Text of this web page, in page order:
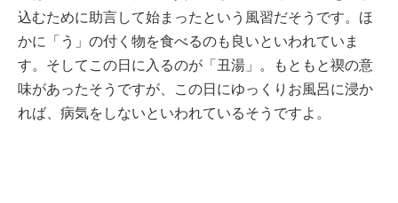
込むために助言して始まったという風習だそうです。ほ
かに「う」の付く物を食べるのも良いといわれていま
す。そしてこの日に入るのが「丑湯」。もともと禊の意
味があったそうですが、この日にゆっくりお風呂に浸か
れば、病気をしないといわれているそうですよ。